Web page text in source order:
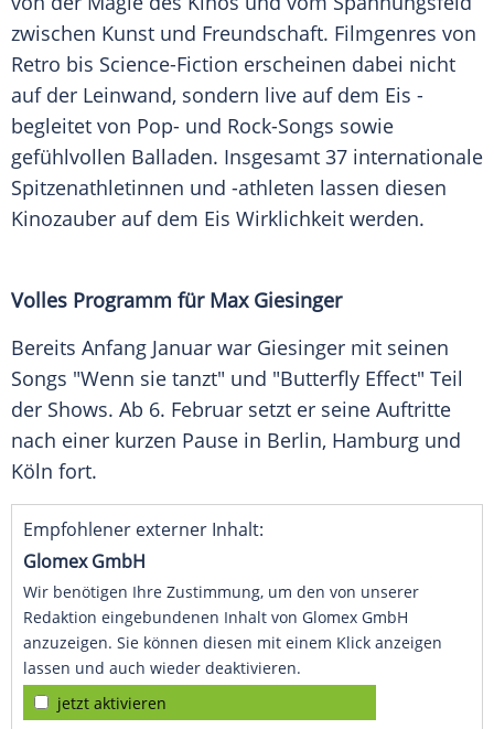
zwischen Kunst und Freundschaft. Filmgenres von
Retro bis Science-Fiction erscheinen dabei nicht
auf der Leinwand, sondern live auf dem Eis -
begleitet von Pop- und Rock-Songs sowie
gefühlvollen Balladen. Insgesamt 37 internationale
Spitzenathletinnen und -athleten lassen diesen
Kinozauber auf dem Eis Wirklichkeit werden.
Volles Programm für Max Giesinger
Bereits Anfang Januar war Giesinger mit seinen
Songs "Wenn sie tanzt" und "Butterfly Effect" Teil
der Shows. Ab 6. Februar setzt er seine Auftritte
nach einer kurzen Pause in Berlin, Hamburg und
Köln fort.
Empfohlener externer Inhalt:
Glomex GmbH
Wir benötigen Ihre Zustimmung, um den von unserer
Redaktion eingebundenen Inhalt von Glomex GmbH
anzuzeigen. Sie können diesen mit einem Klick anzeigen
lassen und auch wieder deaktivieren.
jetzt aktivieren